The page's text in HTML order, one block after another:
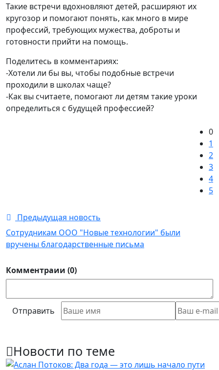
Такие встречи вдохновляют детей, расширяют их
кругозор и помогают понять, как много в мире
профессий, требующих мужества, доброты и
готовности прийти на помощь.
Поделитесь в комментариях:
⁃Хотели ли бы вы, чтобы подобные встречи
проходили в школах чаще?
⁃Как вы считаете, помогают ли детям такие уроки
определиться с будущей профессией?
0
1
2
3
4
5
Предыдущая новость
Сотрудникам ООО "Новые технологии" были
вручены благодарственные письма
Комментраии (0)
Отправить
Новости по теме